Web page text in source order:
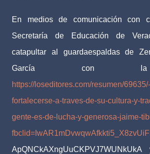
En medios de comunicación con
Secretaría de Educación de
catapultar al guardaespaldas de
García con
https://loseditores.com/resumen/
fortalecerse-a-traves-de-su-cultura-y-
gente-es-de-lucha-y-generosa-jaime-
ApQNCkAXngUuCKPVJ7WUNkUkA